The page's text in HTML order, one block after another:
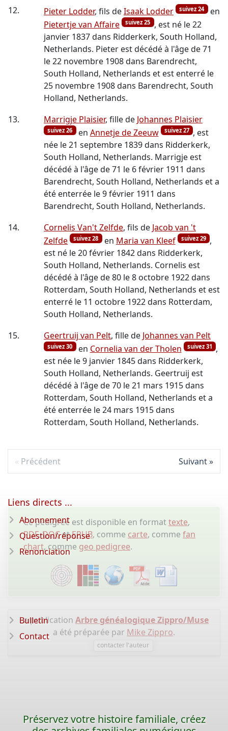
12.
Pieter Lodder, fils deIsaak Lodder suivez 24 en
Pietertje van Affaire
suivez 25 , est né le 22
janvier 1837 dans Ridderkerk, South Holland,
Netherlands. Pieter est décédé à l'âge de 71
le 22 novembre 1908 dans Barendrecht,
South Holland, Netherlands et est enterré le
25 novembre 1908 dans Barendrecht, South
Holland, Netherlands.
13.
Marrigje Plaisier, fille de Johannes Plaisier
suivez 26 en Annetje de Zeeuw suivez 27 , est
née le 21 septembre 1839 dans Ridderkerk,
South Holland, Netherlands. Marrigje est
décédé à l'âge de 71 le 6 février 1911 dans
Barendrecht, South Holland, Netherlands et a
été enterrée le 9 février 1911 dans
Barendrecht, South Holland, Netherlands.
14.
Cornelis Van't Zelfde, fils de Jacob van 't
Zelfde
suivez 28 en Maria van Kleef suivez 29 ,
est né le 20 février 1842 dans Ridderkerk,
South Holland, Netherlands. Cornelis est
décédé à l'âge de 80 le 8 octobre 1922 dans
Rotterdam, South Holland, Netherlands et est
enterré le 11 octobre 1922 dans Rotterdam,
South Holland, Netherlands.
15.
Geertruij van Pelt, fille de Johannes van Pelt
suivez 30 en Cornelia van der Tholen suivez 31 ,
est née le 9 janvier 1845 dans Ridderkerk,
South Holland, Netherlands. Geertruij est
décédé à l'âge de 70 le 21 mars 1915 dans
Rotterdam, South Holland, Netherlands et a
été enterrée le 24 mars 1915 dans
Rotterdam, South Holland, Netherlands.
Précédent Suivant
Ce pedigree est disponible en formattexte,
PDF,DOCetEPUB, comme carte, comme fan
chart, comme geo pedigree.
La publication Arbre généalogique Zippro/Muse
a été préparée par Mike Zippro.
contacter l'auteur
Liens directs ...
Abonnement
Question/réponse
Renonciation
Bulletin
Contact
Préservez votre histoire familiale, créez